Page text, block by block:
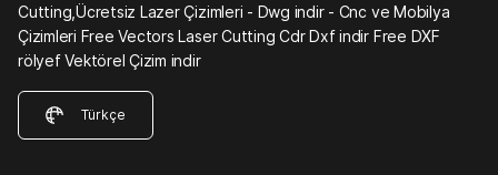
Cutting,Ücretsiz Lazer Çizimleri - Dwg indir - Cnc ve Mobilya
Çizimleri Free Vectors Laser Cutting Cdr Dxf indir Free DXF
rölyef Vektörel Çizim indir
Türkçe